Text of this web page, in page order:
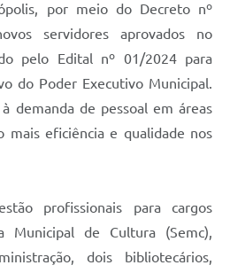
por meio do Decreto nº
servidores aprovados no
pelo Edital nº 01/2024 para
do Poder Executivo Municipal.
demanda de pessoal em áreas
mais eficiência e qualidade nos
profissionais para cargos
Municipal de Cultura (Semc),
dois bibliotecários,